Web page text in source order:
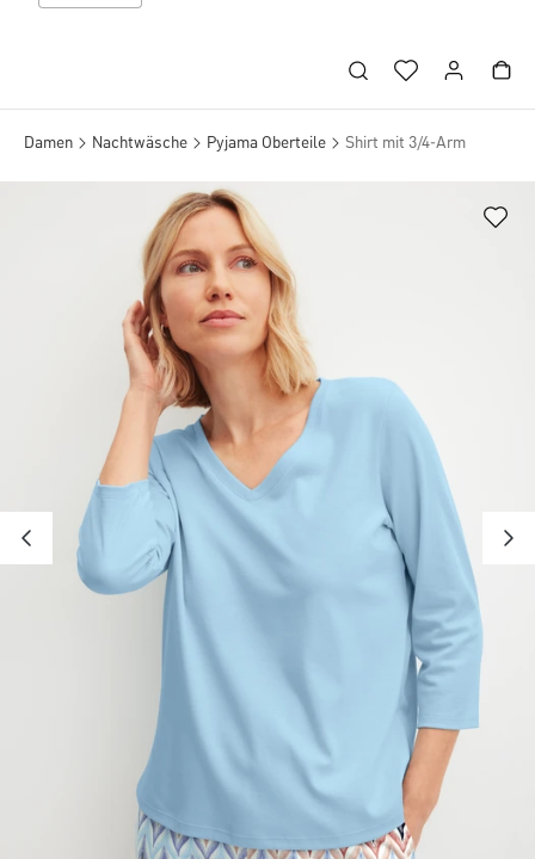
Damen Nachtwäsche Pyjama Oberteile Shirt mit 3/4-Arm